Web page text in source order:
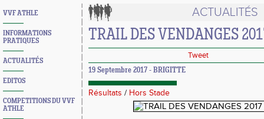
VVF ATHLE
INFORMATIONS
PRATIQUES
ACTUALITÉS
EDITOS
COMPETITIONS DU VVF
ATHLE
ACTUALITÉS
TRAIL DES VENDANGES
Tweet
19 Septembre 2017 - BRIGITTE
Résultats / Hors Stade